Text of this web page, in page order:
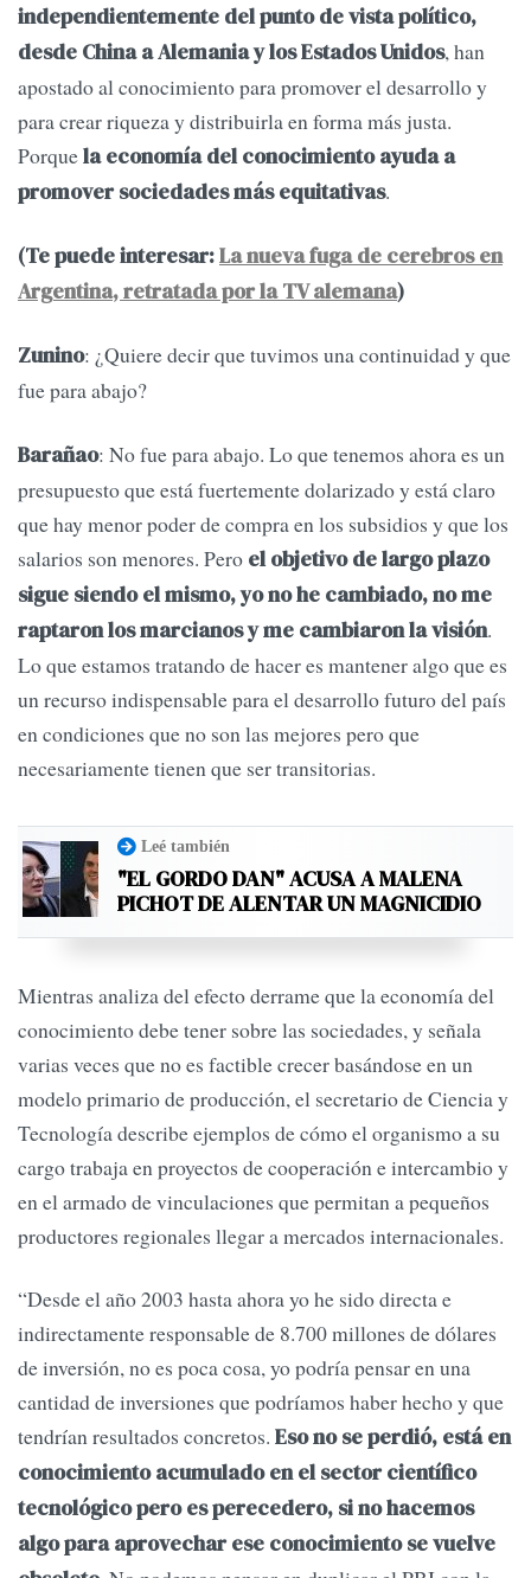
independientemente del punto de vista político,
desde China a Alemania y los Estados Unidos, han
apostado al conocimiento para promover el desarrollo y
para crear riqueza y distribuirla en forma más justa.
Porquela economía del conocimiento ayuda a
promover sociedades más equitativas.
(Te puede interesar:La nueva fuga de cerebros en
Argentina, retratada por la TV alemana)
Zunino: ¿Quiere decir que tuvimos una continuidad y que
fue para abajo?
Barañao: No fue para abajo. Lo que tenemos ahora es un
presupuesto que está fuertemente dolarizado y está claro
que hay menor poder de compra en los subsidios y que los
salarios son menores. Pero el objetivo de largo plazo
sigue siendo el mismo, yo no he cambiado, no me
raptaron los marcianos y me cambiaron la visión.
Lo que estamos tratando de hacer es mantener algo que es
un recurso indispensable para el desarrollo futuro del país
en condiciones que no son las mejores pero que
necesariamente tienen que ser transitorias.
Leé también
"EL GORDO DAN" ACUSA A MALENA
PICHOT DE ALENTAR UN MAGNICIDIO
Mientras analiza del efecto derrame que la economía del
conocimiento debe tener sobre las sociedades, y señala
varias veces que no es factible crecer basándose en un
modelo primario de producción, el secretario de Ciencia y
Tecnología describe ejemplos de cómo el organismo a su
cargo trabaja en proyectos de cooperación e intercambio y
en el armado de vinculaciones que permitan a pequeños
productores regionales llegar a mercados internacionales.
“Desde el año 2003 hasta ahora yo he sido directa e
indirectamente responsable de 8.700 millones de dólares
de inversión, no es poca cosa, yo podría pensar en una
cantidad de inversiones que podríamos haber hecho y que
tendrían resultados concretos. Eso no se perdió, está en
conocimiento acumulado en el sector científico
tecnológico pero es perecedero, si no hacemos
algo para aprovechar ese conocimiento se vuelve